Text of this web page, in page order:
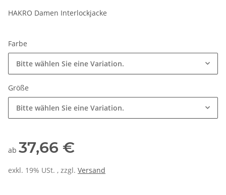
HAKRO Damen Interlockjacke
Farbe
Bitte wählen Sie eine Variation.
Größe
Bitte wählen Sie eine Variation.
ab 37,66 €
exkl. 19% USt. , zzgl. Versand